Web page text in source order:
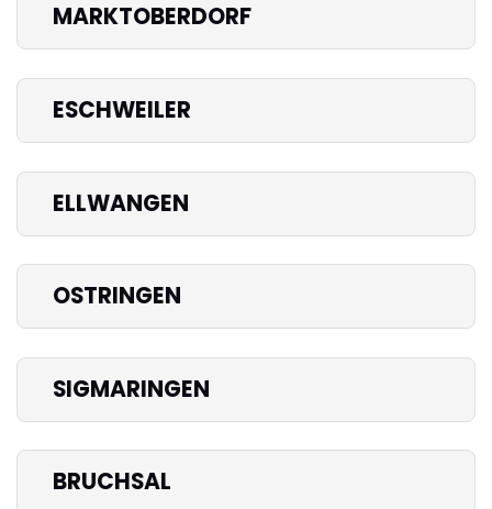
MARKTOBERDORF
ESCHWEILER
ELLWANGEN
OSTRINGEN
SIGMARINGEN
BRUCHSAL